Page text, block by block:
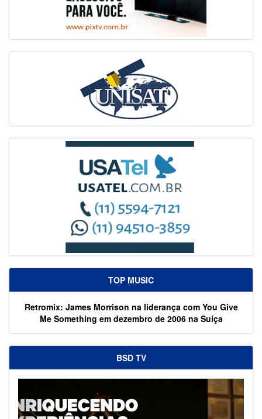
TOP MUSIC
Retromix: James Morrison na liderança com You Give
Me Something em dezembro de 2006 na Suíça
BSD TV